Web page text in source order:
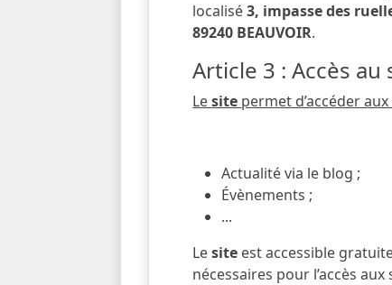
localisé3, impasse des
89240 BEAUVOIR.
Article 3 : Accès au
Lesite permet d’accéder
Actualité via le blog ;
Évènements ;
...
Lesite est accessible
nécessaires pour l’accès